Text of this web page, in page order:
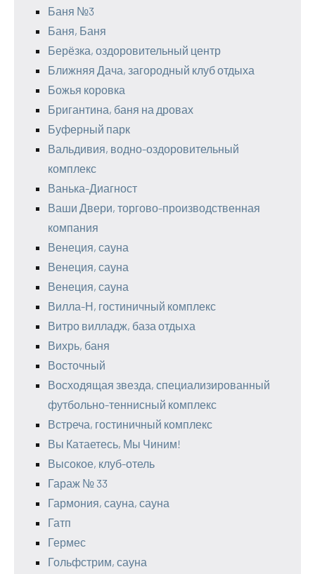
Баня №3
Баня, Баня
Берёзка, оздоровительный центр
Ближняя Дача, загородный клуб отдыха
Божья коровка
Бригантина, баня на дровах
Буферный парк
Вальдивия, водно-оздоровительный
комплекс
Ванька-Диагност
Ваши Двери, торгово-производственная
компания
Венеция, сауна
Венеция, сауна
Венеция, сауна
Вилла-Н, гостиничный комплекс
Витро вилладж, база отдыха
Вихрь, баня
Восточный
Восходящая звезда, специализированный
футбольно-теннисный комплекс
Встреча, гостиничный комплекс
Вы Катаетесь, Мы Чиним!
Высокое, клуб-отель
Гараж № 33
Гармония, сауна, сауна
Гатп
Гермес
Гольфстрим, сауна